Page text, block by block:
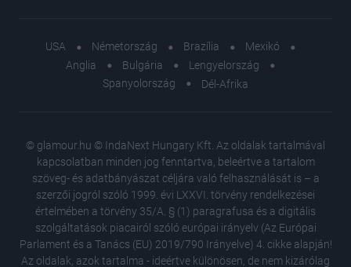
USA Németország Brazília
Mexikó
Anglia
Bulgária
Lengyelország
Spanyolország
Dél-Afrika
© glamour.hu © IndaNext Hungary Kft. Az oldalak tartalmával
kapcsolatban minden jog fenntartva, beleértve a tartalom
szöveg- és adatbányászat céljára való felhasználását is – a
szerzői jogról szóló 1999. évi LXXVI. törvény rendelkezései
értelmében a törvény 35/A. § (1) paragrafusa és a digitális
szolgáltatások piacairól szóló európai irányelv (Az Európai
Parlament és a Tanács (EU) 2019/790 Irányelve) 4. cikke alapján!
Az oldalak, azok tartalma - ideértve különösen, de nem kizárólag